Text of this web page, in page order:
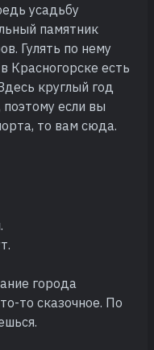
усадьбу
памятник
Гулять по нему
Красногорске есть
круглый год
если вы
то вам сюда.
города
то сказочное. По